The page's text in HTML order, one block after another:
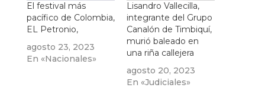
El festival más
pacífico de Colombia,
EL Petronio,
agosto 23, 2023
En «Nacionales»
Lisandro Vallecilla,
integrante del Grupo
Canalón de Timbiquí,
murió baleado en
una riña callejera
agosto 20, 2023
En «Judiciales»